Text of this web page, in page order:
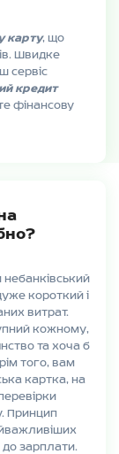
карту, що
Швидке
сервіс
кредит
фінансову
короткий і
витрат.
кожному,
та хоча б
того, вам
картка, на
Принцип
до зарплати.